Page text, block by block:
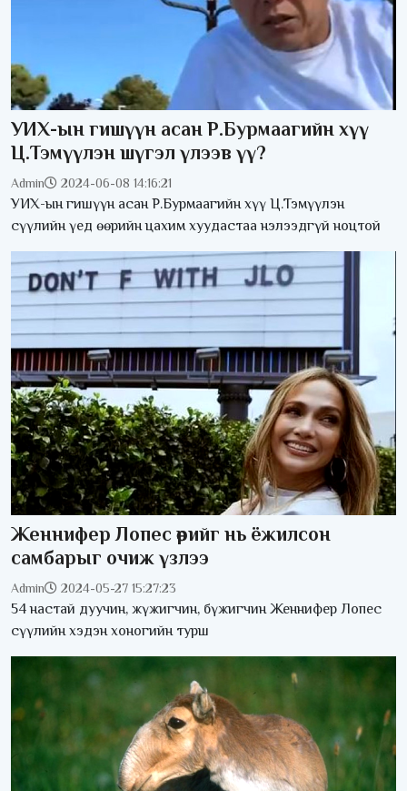
УИХ-ын гишүүн асан Р.Бурмаагийн хүү
Ц.Тэмүүлэн шүгэл үлээв үү?
Admin 2024-06-08 14:16:21
УИХ-ын гишүүн асан Р.Бурмаагийн хүү Ц.Тэмүүлэн
сүүлийн үед өөрийн цахим хуудастаа нэлээдгүй ноцтой
Женнифер Лопес өөрийг нь ёжилсон
самбарыг очиж үзлээ
Admin 2024-05-27 15:27:23
54 настай дуучин, жүжигчин, бүжигчин Женнифер Лопес
сүүлийн хэдэн хоногийн турш